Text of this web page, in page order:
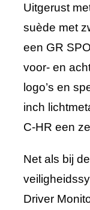
Uitgerust
suède met
een GR
voor- en
logo’s en
inch
C-HR een
Net als bij
Driver